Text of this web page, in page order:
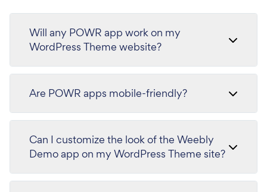
Will any POWR app work on my
WordPress Theme website?
Are POWR apps mobile-friendly?
Can I customize the look of the Weebly
Demo app on my WordPress Theme site?